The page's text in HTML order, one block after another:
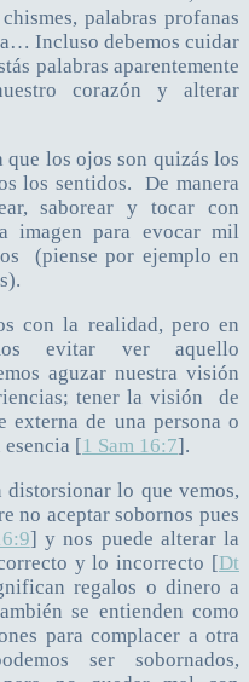
palabras profanas
Incluso debemos cuidar
palabras aparentemente
corazón y alterar
los ojos son quizás los
los sentidos. De manera
saborear y tocar con
imagen para evocar mil
(piense por ejemplo en
con la realidad, pero en
evitar ver aquello
aguzar nuestra visión
tener la visión de
de una persona o
[1 Sam 16:7].
lo que vemos,
no aceptar sobornos pues
] y nos puede alterar la
y lo incorrecto [Dt
regalos o dinero a
se entienden como
para complacer a otra
ser sobornados,